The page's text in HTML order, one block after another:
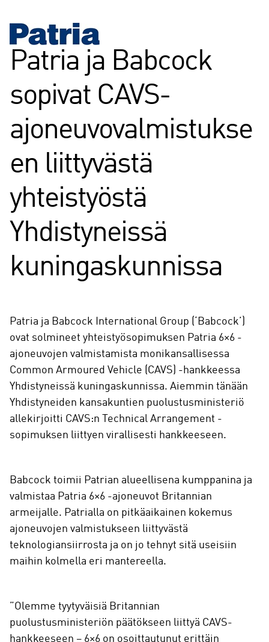
Patria ja Babcock
sopivat CAVS-
ajoneuvovalmistukse
en liittyvästä
yhteistyöstä
Yhdistyneissä
kuningaskunnissa
Patria ja Babcock International Group (‘Babcock’)
ovat solmineet yhteistyösopimuksen Patria 6×6 -
ajoneuvojen valmistamista monikansallisessa
Common Armoured Vehicle (CAVS) -hankkeessa
Yhdistyneissä kuningaskunnissa. Aiemmin tänään
Yhdistyneiden kansakuntien puolustusministeriö
allekirjoitti CAVS:n Technical Arrangement -
sopimuksen liittyen virallisesti hankkeeseen.
Babcock toimii Patrian alueellisena kumppanina ja
valmistaa Patria 6×6 -ajoneuvot Britannian
armeijalle. Patrialla on pitkäaikainen kokemus
ajoneuvojen valmistukseen liittyvästä
teknologiansiirrosta ja on jo tehnyt sitä useisiin
maihin kolmella eri mantereella.
”Olemme tyytyväisiä Britannian
puolustusministeriön päätökseen liittyä CAVS-
hankkeeseen – 6×6 on osoittautunut erittäin